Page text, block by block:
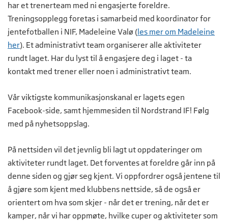
har et trenerteam med ni engasjerte foreldre.
Treningsopplegg foretas i samarbeid med koordinator for
jentefotballen i NIF, Madeleine Valø (les mer om Madeleine
her). Et administrativt team organiserer alle aktiviteter
rundt laget. Har du lyst til å engasjere deg i laget - ta
kontakt med trener eller noen i administrativt team.
Vår viktigste kommunikasjonskanal er lagets egen
Facebook-side, samt hjemmesiden til Nordstrand IF! Følg
med på nyhetsoppslag.
På nettsiden vil det jevnlig bli lagt ut oppdateringer om
aktiviteter rundt laget. Det forventes at foreldre går inn på
denne siden og gjør seg kjent. Vi oppfordrer også jentene til
å gjøre som kjent med klubbens nettside, så de også er
orientert om hva som skjer - når det er trening, når det er
kamper, når vi har oppmøte, hvilke cuper og aktiviteter som